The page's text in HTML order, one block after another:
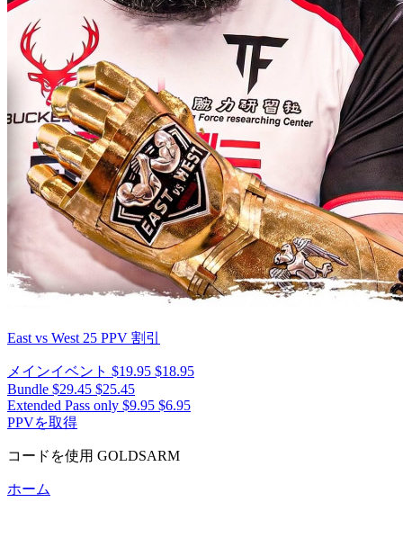
East vs West 25 PPV 割引
メインイベント $19.95 $18.95
Bundle $29.45 $25.45
Extended Pass only $9.95 $6.95
PPVを取得
コードを使用 GOLDSARM
ホーム